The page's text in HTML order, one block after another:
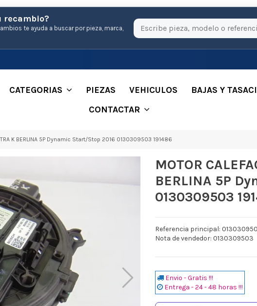
recambio?
te ayuda a buscar por pieza, marca,
CATEGORIAS PIEZAS VEHICULOS
BAJAS Y
CONTACTAR
K BERLINA 5P Dynamic Start/Stop 2016 0130309503 191486
MOTOR
BERLINA 5P
0130309503
Referencia principal:
Nota de vendedor: 0130309503
Envio - Gratis !!!
Entrega - 24 - 48 horas !!!